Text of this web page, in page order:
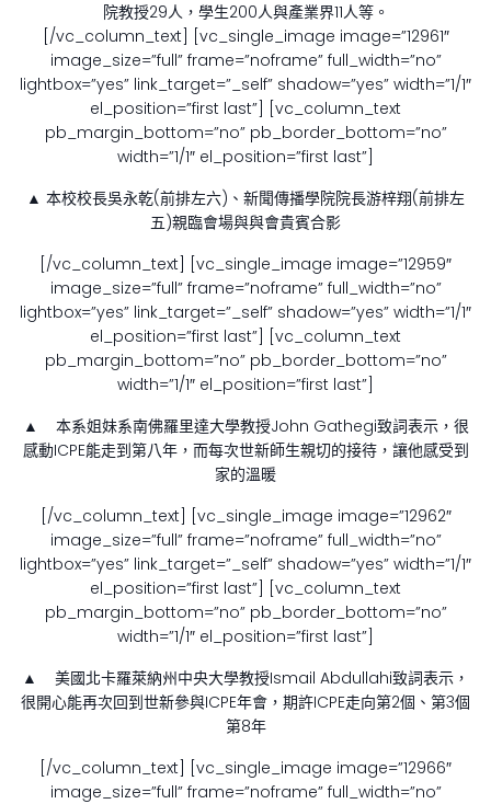
院教授29人，學生200人與產業界11人等。
[/vc_column_text] [vc_single_image image=”12961″
image_size=”full” frame=”noframe” full_width=”no”
lightbox=”yes” link_target=”_self” shadow=”yes” width=”1/1″
el_position=”first last”] [vc_column_text
pb_margin_bottom=”no” pb_border_bottom=”no”
width=”1/1″ el_position=”first last”]
▲ 本校校長吳永乾(前排左六)、新聞傳播學院院長游梓翔(前排左
五)親臨會場與與會貴賓合影
[/vc_column_text] [vc_single_image image=”12959″
image_size=”full” frame=”noframe” full_width=”no”
lightbox=”yes” link_target=”_self” shadow=”yes” width=”1/1″
el_position=”first last”] [vc_column_text
pb_margin_bottom=”no” pb_border_bottom=”no”
width=”1/1″ el_position=”first last”]
▲ 本系姐妹系南佛羅里達大學教授John Gathegi致詞表示，很
感動ICPE能走到第八年，而每次世新師生親切的接待，讓他感受到
家的溫暖
[/vc_column_text] [vc_single_image image=”12962″
image_size=”full” frame=”noframe” full_width=”no”
lightbox=”yes” link_target=”_self” shadow=”yes” width=”1/1″
el_position=”first last”] [vc_column_text
pb_margin_bottom=”no” pb_border_bottom=”no”
width=”1/1″ el_position=”first last”]
▲ 美國北卡羅萊納州中央大學教授Ismail Abdullahi致詞表示，
很開心能再次回到世新參與ICPE年會，期許ICPE走向第2個、第3個
第8年
[/vc_column_text] [vc_single_image image=”12966″
image_size=”full” frame=”noframe” full_width=”no”